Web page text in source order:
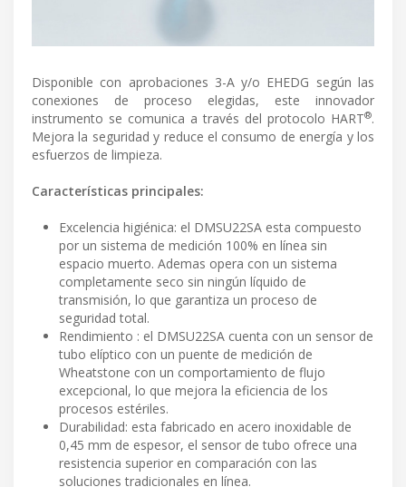
Disponible con aprobaciones 3-A y/o EHEDG según las
conexiones de proceso elegidas, este innovador
instrumento se comunica a través del protocolo HART®.
Mejora la seguridad y reduce el consumo de energía y los
esfuerzos de limpieza.
Características principales:
Excelencia higiénica: el DMSU22SA esta compuesto
por un sistema de medición 100% en línea sin
espacio muerto. Ademas opera con un sistema
completamente seco sin ningún líquido de
transmisión, lo que garantiza un proceso de
seguridad total.
Rendimiento : el DMSU22SA cuenta con un sensor de
tubo elíptico con un puente de medición de
Wheatstone con un comportamiento de flujo
excepcional, lo que mejora la eficiencia de los
procesos estériles.
Durabilidad: esta fabricado en acero inoxidable de
0,45 mm de espesor, el sensor de tubo ofrece una
resistencia superior en comparación con las
soluciones tradicionales en línea.